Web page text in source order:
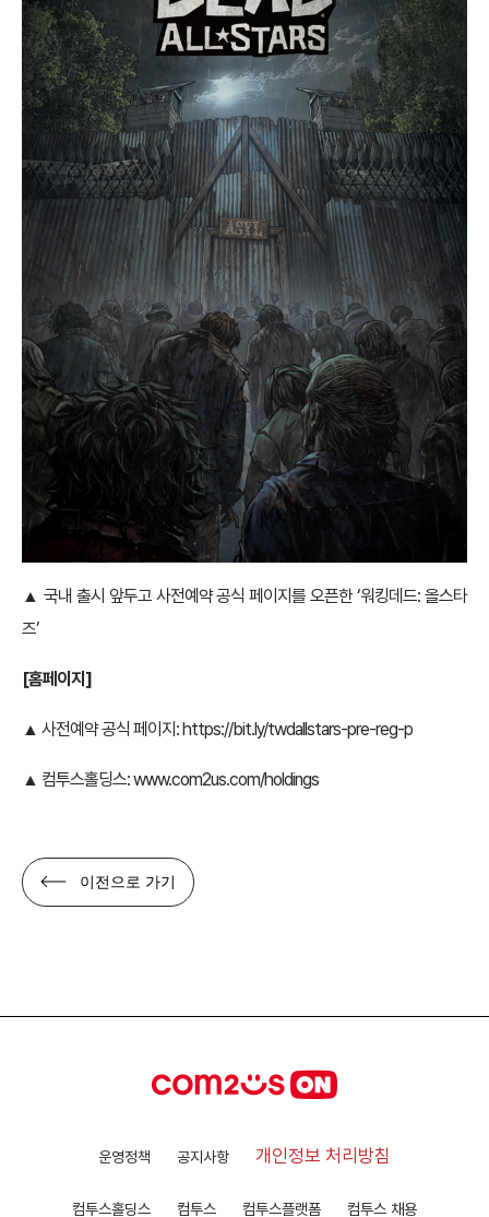
▲ 국내 출시 앞두고 사전예약 공식 페이지를 오픈한 ‘워킹데드: 올스타
즈’
[홈페이지]
▲ 사전예약 공식 페이지: https://bit.ly/twdallstars-pre-reg-p
▲ 컴투스홀딩스:www.com2us.com/holdings
이전으로 가기
운영정책 공지사항 개인정보 처리방침
컴투스홀딩스 컴투스 컴투스플랫폼 컴투스 채용